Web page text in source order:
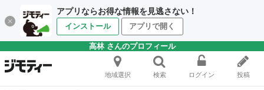
アプリならお得な情報を見逃さない！
インストール アプリで開く
高林 さんのプロフィール
地域選択 検索 ログイン 投稿